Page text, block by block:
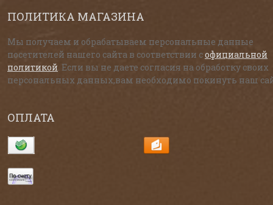
ПОЛИТИКА МАГАЗИНА
Мы получаем и обрабатываем персональные данные
посетителей нашего сайта в соответствии софициальной
политикой . Если вы не даете согласия на обработку своих
персональных данных,вам необходимо покинуть наш
ОПЛАТА